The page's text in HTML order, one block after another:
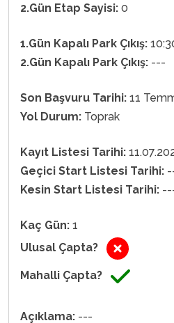
2.Gün Etap Sayisi: 0
1.Gün Kapalı Park Çıkış:
2.Gün Kapalı Park Çıkış: ---
Son Başvuru Tarihi: 11
Yol Durum: Toprak
Kayıt Listesi Tarihi:
Geçici Start Listesi Tarihi:
Kesin Start Listesi Tarihi:
Kaç Gün: 1
Ulusal Çapta?
Mahalli Çapta?
Açıklama: ---